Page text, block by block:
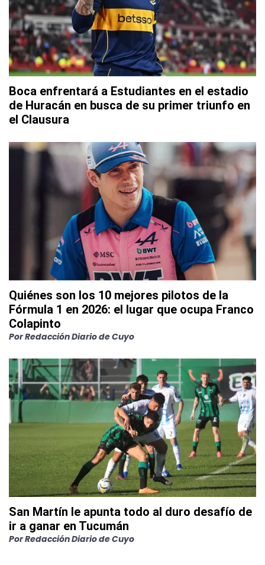
Boca enfrentará a Estudiantes en el estadio
de Huracán en busca de su primer triunfo en
el Clausura
Quiénes son los 10 mejores pilotos de la
Fórmula 1 en 2026: el lugar que ocupa Franco
Colapinto
PorRedacción Diario de Cuyo
San Martín le apunta todo al duro desafío de
ir a ganar en Tucumán
PorRedacción Diario de Cuyo